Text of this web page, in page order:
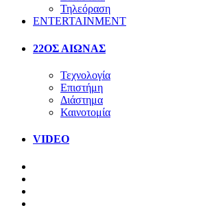
Τηλεόραση
ENTERTAINMENT
22ΟΣ ΑΙΩΝΑΣ
Τεχνολογία
Επιστήμη
Διάστημα
Καινοτομία
VIDEO